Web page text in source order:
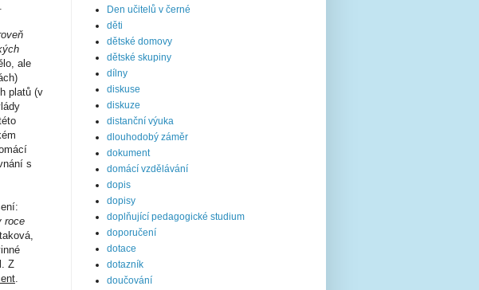
ale
platů (v
s
roce
Z
Den učitelů v černé
děti
dětské domovy
dětské skupiny
dílny
diskuse
diskuze
distanční výuka
dlouhodobý záměr
dokument
domácí vzdělávání
dopis
dopisy
doplňující pedagogické studium
doporučení
dotace
dotazník
doučování